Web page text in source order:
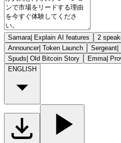
Samara| Explain AI features 2
Announcer| Token Launch Sergeant|
Spuds| Old Bitcoin Story Emma|
ENGLISH